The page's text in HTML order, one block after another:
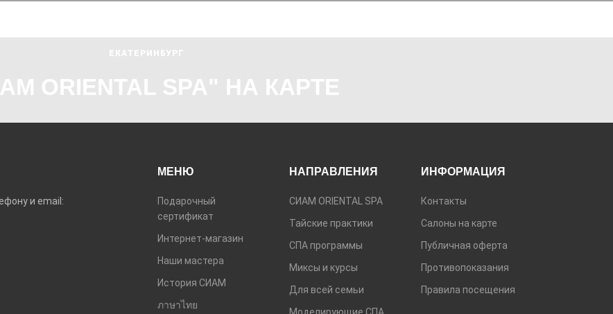
ЕКАТЕРИНБУРГ
ORIENTAL SPA" НА КАРТЕ
и email:
МЕНЮ
Подарочный
сертификат
Интернет-магазин
Наши мастера
История СИАМ
ภาษาไทย
НАПРАВЛЕНИЯ
СИАМ ORIENTAL SPA
Тайские практики
СПА программы
Миксы и курсы
Для всей семьи
ИНФОРМАЦИЯ
Контакты
Салоны на карте
Публичная оферта
Противопоказания
Правила посещения